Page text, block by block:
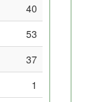
40
53
37
1